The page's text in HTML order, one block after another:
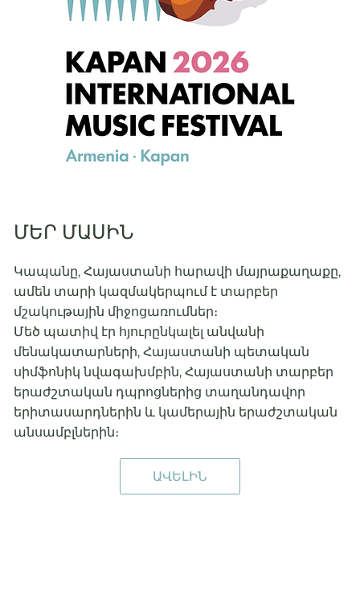
ՄԵՐ ՄԱՍԻՆ
Կապանը, Հայաստանի հարավի մայրաքաղաքը,
ամեն տարի կազմակերպում է տարբեր
մշակութային միջոցառումներ։
Մեծ պատիվ էր հյուրընկալել անվանի
մենակատարների, Հայաստանի պետական
սիմֆոնիկ նվագախմբին, Հայաստանի տարբեր
երաժշտական դպրոցներից տաղանդավոր
երիտասարդներին և կամերային երաժշտական
անսամբլներին։
ԱՎԵԼԻՆ